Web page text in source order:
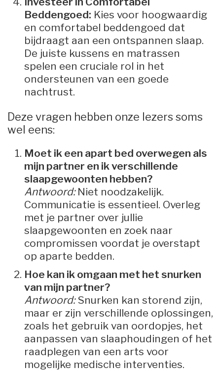
Beddengoed: Kies voor hoogwaardig
en comfortabel beddengoed dat
bijdraagt aan een ontspannen slaap.
De juiste kussens en matrassen
spelen een cruciale rol in het
ondersteunen van een goede
nachtrust.
Deze vragen hebben onze lezers soms
wel eens:
Moet ik een apart bed overwegen als
mijn partner en ik verschillende
slaapgewoonten hebben?
Antwoord:Niet noodzakelijk.
Communicatie is essentieel. Overleg
met je partner over jullie
slaapgewoonten en zoek naar
compromissen voordat je overstapt
op aparte bedden.
Hoe kan ik omgaan met het snurken
van mijn partner?
Antwoord:Snurken kan storend zijn,
maar er zijn verschillende oplossingen,
zoals het gebruik van oordopjes, het
aanpassen van slaaphoudingen of het
raadplegen van een arts voor
mogelijke medische interventies.